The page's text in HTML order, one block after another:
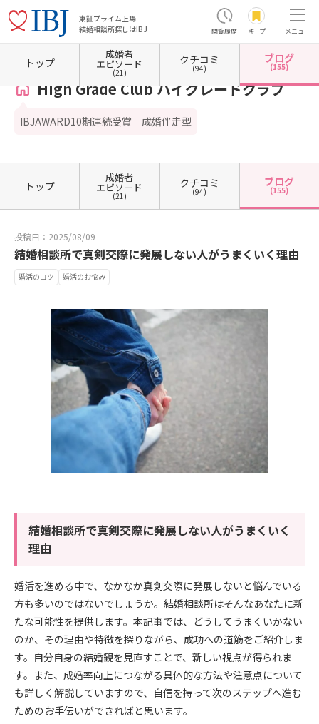
東証プライム上場
結婚相談所探しはIBJ
閲覧履歴 キープ メニュー
ホーム 新潟県の結婚相談所 新潟県新潟市 新潟県新潟市中央区 High Grade Club ハ
High Grade Club ハイグレードクラブ
IBJAWARD10期連続受賞｜成婚伴走型
トップ
成婚者
エピソード
(21)
クチコミ
(94)
ブログ
(155)
トップ
成婚者
エピソード
(21)
クチコミ
(94)
ブログ
(155)
投稿日：2025/08/09
結婚相談所で真剣交際に発展しない人がうまくいく理由
婚活のコツ 婚活のお悩み
結婚相談所で真剣交際に発展しない人がうまくいく
理由
婚活を進める中で、なかなか真剣交際に発展しないと悩んでいる
方も多いのではないでしょうか。結婚相談所はそんなあなたに新
たな可能性を提供します。本記事では、どうしてうまくいかない
のか、その理由や特徴を探りながら、成功への道筋をご紹介しま
す。自分自身の結婚観を見直すことで、新しい視点が得られま
す。また、成婚率向上につながる具体的な方法や注意点について
も詳しく解説していますので、自信を持って次のステップへ進む
ためのお手伝いができればと思います。